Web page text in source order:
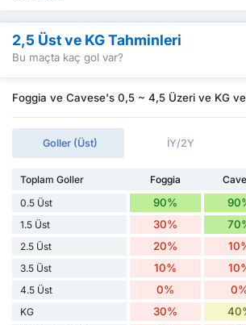
2,5 Üst ve KG Tahminleri
Bu maçta kaç gol var?
Foggia ve Cavese's 0,5 ~ 4,5 Üzeri ve KG
Goller (Üst) İY/2Y
Toplam Goller Foggia
0.5 Üst
90%
1.5 Üst 30%
2.5 Üst 20%
3.5 Üst 10%
4.5 Üst 0%
KG 30%